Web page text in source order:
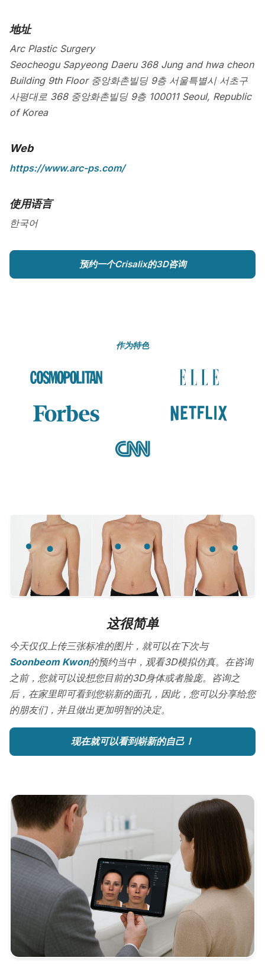
地址
Arc Plastic Surgery
Seocheogu Sapyeong Daeru 368 Jung and hwa cheon
Building 9th Floor 중앙화촌빌딩 9층 서울특별시 서초구
사평대로 368 중앙화촌빌딩 9층 100011 Seoul, Republic
of Korea
Web
https://www.arc-ps.com/
使用语言
한국어
预约一个Crisalix的3D咨询
作为特色
这很简单
今天仅仅上传三张标准的图片，就可以在下次与
Soonbeom Kwon的预约当中，观看3D模拟仿真。在咨询
之前，您就可以设想您目前的3D身体或者脸庞。咨询之
后，在家里即可看到您崭新的面孔，因此，您可以分享给您
的朋友们，并且做出更加明智的决定。
现在就可以看到崭新的自己！